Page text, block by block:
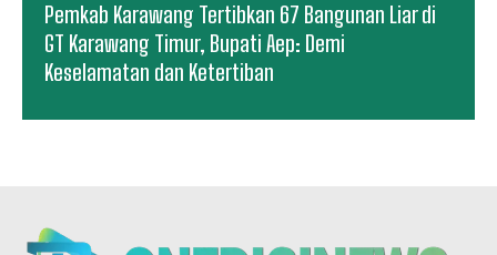
Pemkab Karawang Tertibkan 67 Bangunan Liar di
GT Karawang Timur, Bupati Aep: Demi
Keselamatan dan Ketertiban